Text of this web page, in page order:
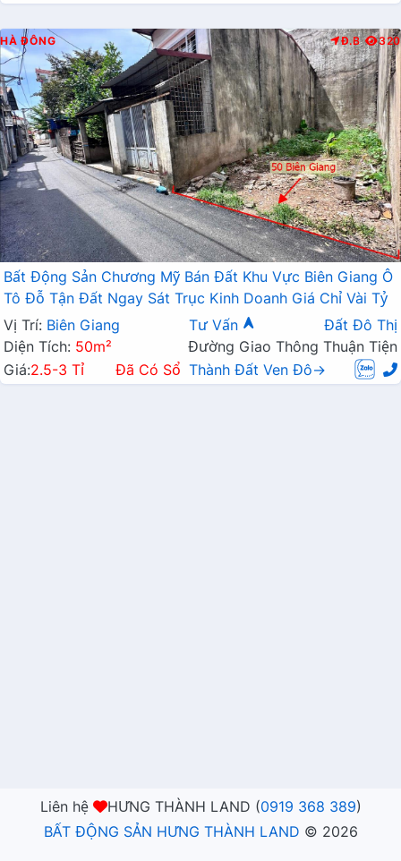
HÀ ĐÔNG Đ.B 320
Bất Động Sản Chương Mỹ Bán Đất Khu Vực Biên Giang Ô
Tô Đỗ Tận Đất Ngay Sát Trục Kinh Doanh Giá Chỉ Vài Tỷ
Vị Trí: Biên Giang Tư Vấn
Đất Đô Thị
Diện Tích: 50m²
Đường Giao Thông Thuận Tiện
Giá:2.5-3 Tỉ Đã Có Sổ Thành Đất Ven Đô→
Liên hệ HƯNG THÀNH LAND (0919 368 389)
BẤT ĐỘNG SẢN HƯNG THÀNH LAND © 2026